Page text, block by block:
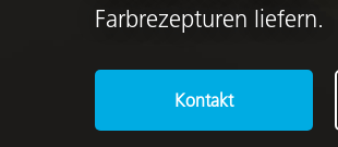
Farbrezepturen liefern.
Kontakt